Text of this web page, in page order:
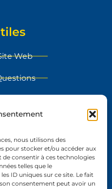
nous utilisons des
pour stocker et/ou accéder aux
de consentir à ces technologies
telles que le
ID uniques sur ce site. Le fait
consentement peut avoir un
Web